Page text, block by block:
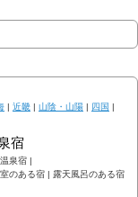
| 近畿 | 山陰・山陽 | 四国 |
宿
泉宿 |
のある宿 | 露天風呂のある宿